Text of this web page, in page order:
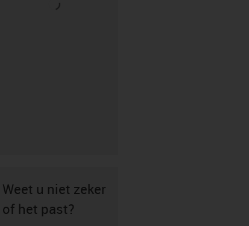
Weet u niet zeker
of het past?